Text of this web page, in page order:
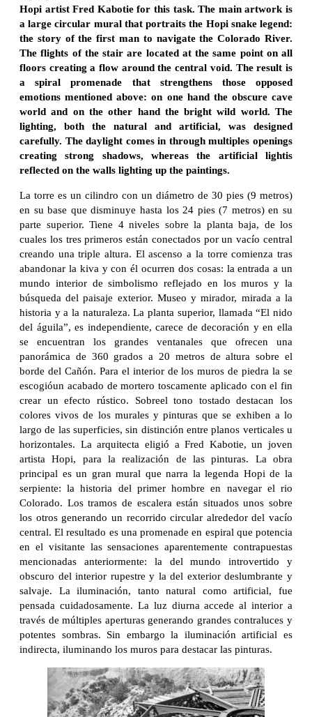
Hopi artist Fred Kabotie for this task. The main artwork is
a large circular mural that portraits the Hopi snake legend:
the story of the first man to navigate the Colorado River.
The flights of the stair are located at the same point on all
floors creating a flow around the central void. The result is
a spiral promenade that strengthens those opposed
emotions mentioned above: on one hand the obscure cave
world and on the other hand the bright wild world. The
lighting, both the natural and artificial, was designed
carefully. The daylight comes in through multiples openings
creating strong shadows, whereas the artificial lightis
reflected on the walls lighting up the paintings.
La torre es un cilindro con un diámetro de 30 pies (9 metros)
en su base que disminuye hasta los 24 pies (7 metros) en su
parte superior. Tiene 4 niveles sobre la planta baja, de los
cuales los tres primeros están conectados por un vacío central
creando una triple altura. El ascenso a la torre comienza tras
abandonar la kiva y con él ocurren dos cosas: la entrada a un
mundo interior de simbolismo reflejado en los muros y la
búsqueda del paisaje exterior. Museo y mirador, mirada a la
historia y a la naturaleza. La planta superior, llamada “El nido
del águila”, es independiente, carece de decoración y en ella
se encuentran los grandes ventanales que ofrecen una
panorámica de 360 grados a 20 metros de altura sobre el
borde del Cañón. Para el interior de los muros de piedra la se
escogióun acabado de mortero toscamente aplicado con el fin
crear un efecto rústico. Sobreel tono tostado destacan los
colores vivos de los murales y pinturas que se exhiben a lo
largo de las superficies, sin distinción entre planos verticales u
horizontales. La arquitecta eligió a Fred Kabotie, un joven
artista Hopi, para la realización de las pinturas. La obra
principal es un gran mural que narra la legenda Hopi de la
serpiente: la historia del primer hombre en navegar el rio
Colorado. Los tramos de escalera están situados unos sobre
los otros generando un recorrido circular alrededor del vacío
central. El resultado es una promenade en espiral que potencia
en el visitante las sensaciones aparentemente contrapuestas
mencionadas anteriormente: la del mundo introvertido y
obscuro del interior rupestre y la del exterior deslumbrante y
salvaje. La iluminación, tanto natural como artificial, fue
pensada cuidadosamente. La luz diurna accede al interior a
través de múltiples aperturas generando grandes contraluces y
potentes sombras. Sin embargo la iluminación artificial es
indirecta, iluminando los muros para destacar las pinturas.